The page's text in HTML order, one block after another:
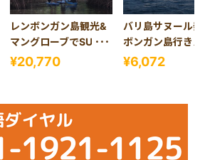
レンボンガン島観光&
マングローブでSUP又
はカヤックツアー
¥20,770
バリ島サヌール
ボンガン島行き
ドボート往復（
テル送迎付き）
¥6,072